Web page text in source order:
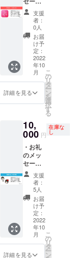
ます。
※絵本の
スポン
サーロ
ゴの掲
載につ
いては
個別に
メール
にて調
整し、
ロゴ
データ
名称を
ご教示
くださ
い。法
人で
も、個
人の方
でもご
応募い
ただけ
ます。
・絵本
データ
の先行
配信 ・
印刷し
た絵本
を郵送
でお届
け ・ス
ポン
サーロ
ゴ/名称
を絵本
・絵本
のイラ
ストを
利用し
たオリ
ジナル
クリア
ファイ
ル「200
部」 ※
絵本
データ
はPDF
をメー
ルにて
お届け
いたし
支援
者：
0人
お届
け予
定：
2022
年10
月
詳細を見る
こ
の
リ
タ
ー
ン
を
選
択
す
る
10,
000 円
在庫な
し
・お礼
のメッ
セージ
・絵本
データ
の先行
配信 ・
直筆手
紙＋サ
イン入
り絵本
（実
物）の
郵送 ※
支援
者：
5人
お届
け予
定：
2022
年10
月
詳細を見る
こ
の
リ
タ
ー
ン